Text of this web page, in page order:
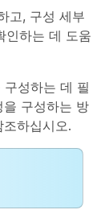
고, 구성 세부
인하는 데 도움
성하는 데 필
을 구성하는 방
조하십시오.